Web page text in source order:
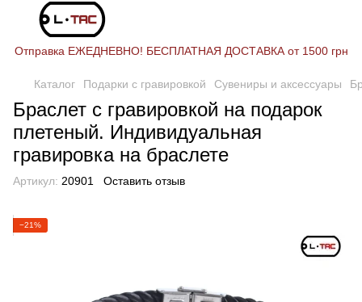
Отправка ЕЖЕДНЕВНО! БЕСПЛАТНАЯ ДОСТАВКА от 1500 грн
Каталог Подарки с гравировкой Сувениры и аксессуары
Браслет с гравировкой на подарок
плетеный. Индивидуальная
гравировка на браслете
Артикул: 20901 Оставить отзыв
−21%